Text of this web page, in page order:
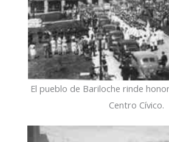
El pueblo de Bariloche rinde
Centro Cívico.